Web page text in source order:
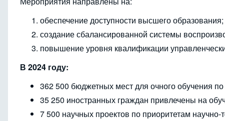
обеспечение доступности высшего образования;
создание сбалансированной системы
повышение уровня квалификации
В 2024 году:
362 500 бюджетных мест для очного обучения
35 250 иностранных граждан привлечены на
7 500 научных проектов по приоритетам научно-